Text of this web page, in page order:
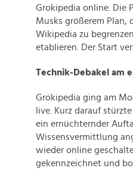
Grokipedia online. Die
Musks größerem Plan,
Wikipedia zu
etablieren. Der Start
Technik-Debakel am
Grokipedia ging am
live. Kurz darauf
ein ernüchternder
Wissensvermittlung
wieder online
gekennzeichnet und